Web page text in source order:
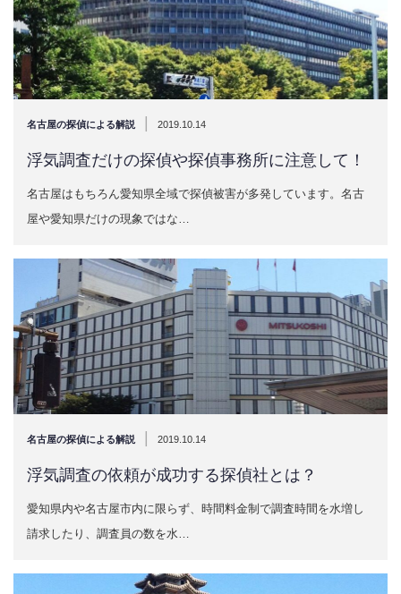
名古屋の探偵による解説 2019.10.14
浮気調査だけの探偵や探偵事務所に注意して！
名古屋はもちろん愛知県全域で探偵被害が多発しています。名古
屋や愛知県だけの現象ではな…
名古屋の探偵による解説 | 2019.10.14
浮気調査の依頼が成功する探偵社とは？
愛知県内や名古屋市内に限らず、時間料金制で調査時間を水増し
請求したり、調査員の数を水…